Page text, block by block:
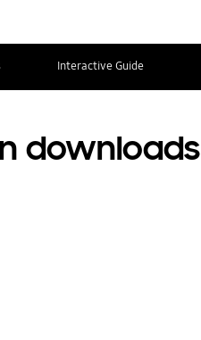
Interactive Guide
downloads